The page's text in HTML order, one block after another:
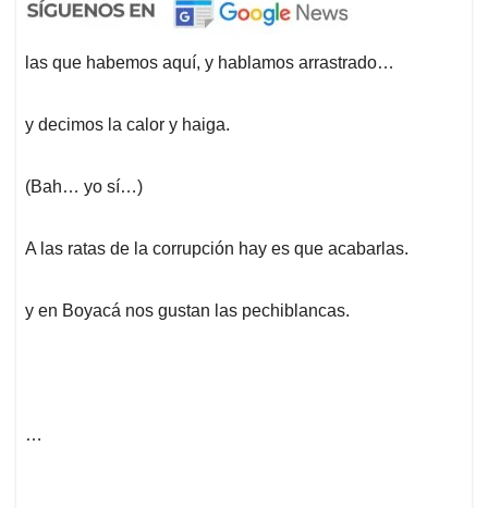
las que habemos aquí, y hablamos arrastrado…
y decimos la calor y haiga.
(Bah… yo sí…)
A las ratas de la corrupción hay es que acabarlas.
y en Boyacá nos gustan las pechiblancas.
…